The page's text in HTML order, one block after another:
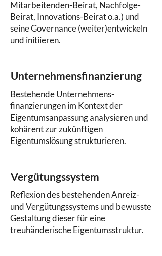
Mitarbeitenden-Beirat, Nachfolge-
Beirat, Innovations-Beirat o.a.) und
seine Governance (weiter)entwickeln
und initiieren.
Unternehmensfinanzierung
Bestehende Unternehmens-
finanzierungen im Kontext der
Eigentumsanpassung analysieren und
kohärent zur zukünftigen
Eigentumslösung strukturieren.
Vergütungssystem
Reflexion des bestehenden Anreiz-
und Vergütungssystems und bewusste
Gestaltung dieser für eine
treuhänderische Eigentumsstruktur.